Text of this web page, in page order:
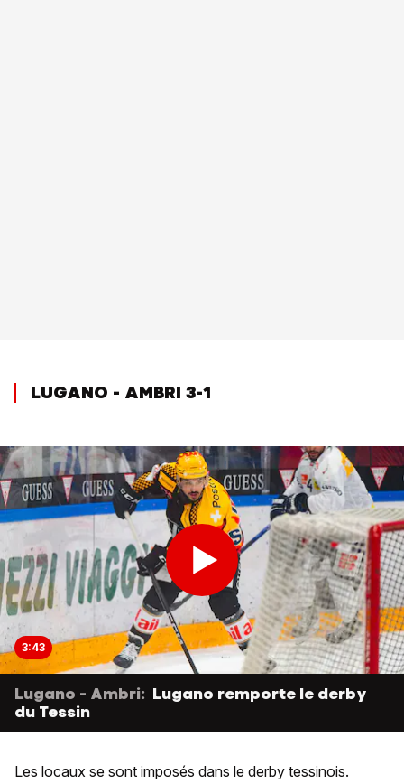
LUGANO - AMBRI 3-1
3:43
Lugano - Ambri: Lugano remporte le derby
du Tessin
Les locaux se sont imposés dans le derby tessinois.